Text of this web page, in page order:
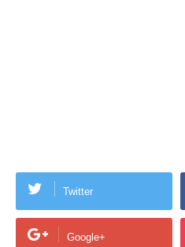
Twitter
Google+